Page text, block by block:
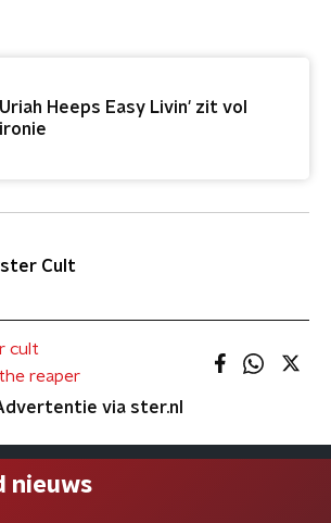
Uriah Heeps Easy Livin' zit vol
ironie
Cult
cult
reaper
via ster.nl
nieuws